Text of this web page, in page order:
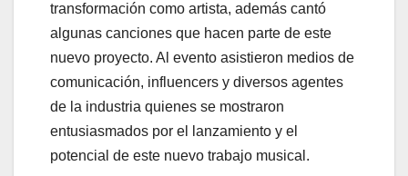
transformación como artista, además cantó
algunas canciones que hacen parte de este
nuevo proyecto. Al evento asistieron medios de
comunicación, influencers y diversos agentes
de la industria quienes se mostraron
entusiasmados por el lanzamiento y el
potencial de este nuevo trabajo musical.